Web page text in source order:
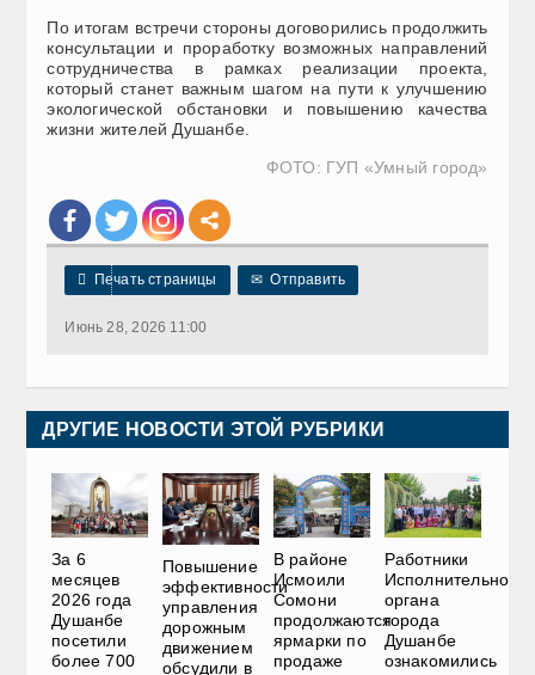
По итогам встречи стороны договорились продолжить
консультации и проработку возможных направлений
сотрудничества в рамках реализации проекта,
который станет важным шагом на пути к улучшению
экологической обстановки и повышению качества
жизни жителей Душанбе.
ФОТО: ГУП «Умный город»
 Печать страницы ✉ Отправить
Июнь 28, 2026 11:00
ДРУГИЕ НОВОСТИ ЭТОЙ РУБРИКИ
За 6
месяцев
2026 года
Душанбе
посетили
более 700
Повышение
эффективности
управления
дорожным
движением
обсудили в
В районе
Исмоили
Сомони
продолжаются
ярмарки по
продаже
Работники
Исполнительного
органа
города
Душанбе
ознакомились